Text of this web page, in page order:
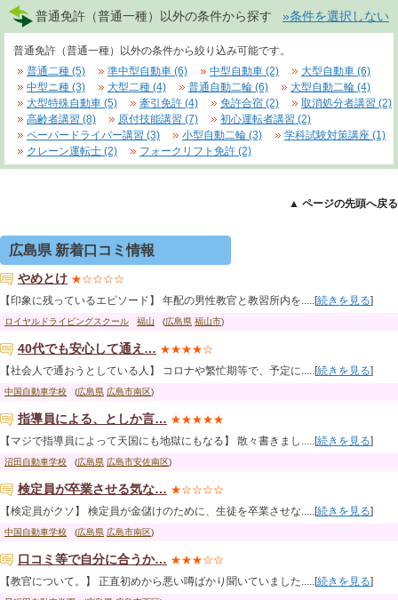
普通免許（普通一種）以外の条件から探す »条件を選択しない
普通免許（普通一種）以外の条件から絞り込み可能です。
普通二種 (5)
準中型自動車 (6) 中型自動車 (2)
大型自動車 (6)
中型ニ種 (3)
大型二種 (4) 普通自動二輪 (6)
大型自動二輪 (4)
大型特殊自動車 (5)
牽引免許 (4) 免許合宿 (2)
取消処分者講習 (2)
高齢者講習 (8)
原付技能講習 (7)
初心運転者講習 (2)
ペーパードライバー講習 (3)
小型自動二輪 (3)
学科試験対策講座 (1)
クレーン運転士 (2)
フォークリフト免許 (2)
▲ ページの先頭へ戻る
広島県 新着口コミ情報
やめとけ ★☆☆☆☆
【印象に残っているエピソード】 年配の男性教官と教習所内を.....[続きを見る]
ロイヤルドライビングスクール 福山 (広島県 福山市)
40代でも安心して通え… ★★★★☆
【社会人で通おうとしている人】 コロナや繁忙期等で、予定に.....[続きを見る]
中国自動車学校 (広島県 広島市南区)
指導員による、としか言… ★★★★★
【マジで指導員によって天国にも地獄にもなる】 散々書きまし.....[続きを見る]
沼田自動車学校 (広島県 広島市安佐南区)
検定員が卒業させる気な… ★☆☆☆☆
【検定員がクソ】 検定員が金儲けのために、生徒を卒業させな.....[続きを見る]
中国自動車学校 (広島県 広島市南区)
口コミ等で自分に合うか… ★★★☆☆
【教官について。】 正直初めから悪い噂ばかり聞いていました.....[続きを見る]